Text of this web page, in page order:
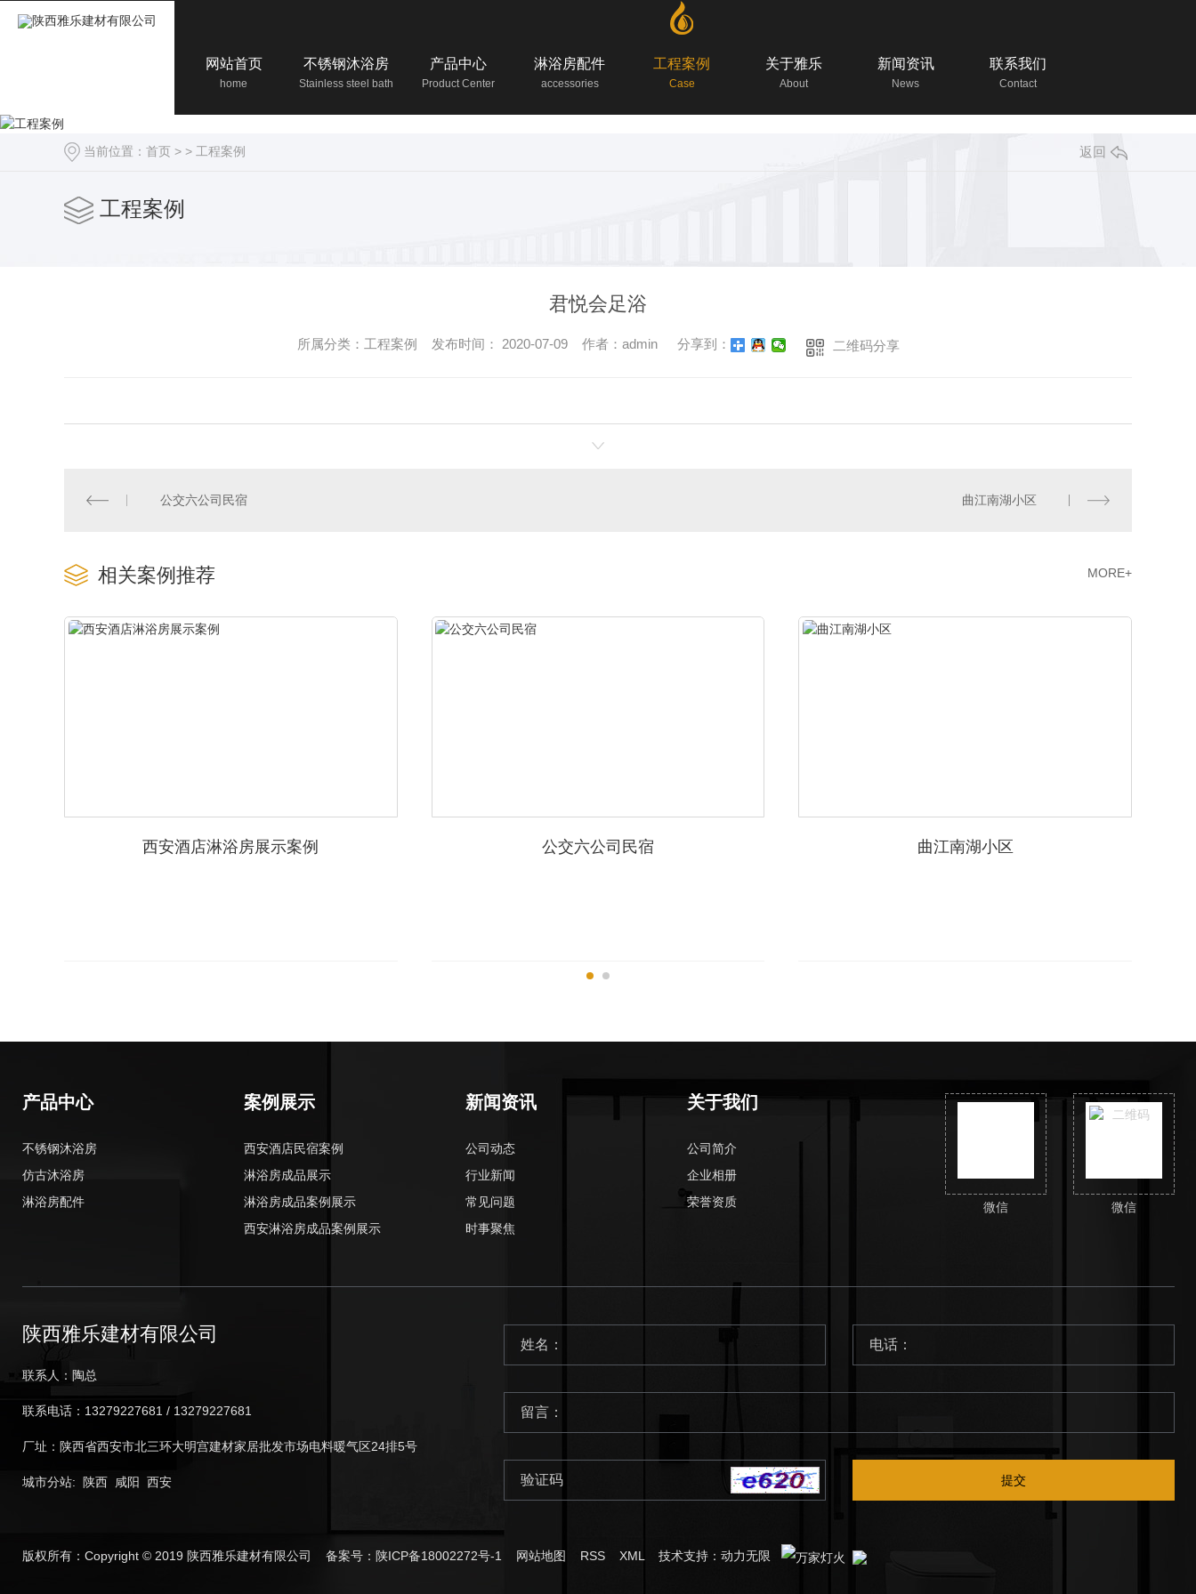
网站首页
home
不锈钢沐浴房
Stainless steel bath
产品中心
Product Center
淋浴房配件
accessories
工程案例
Case
关于雅乐
About
新闻资讯
News
联系我们
Contact
当前位置： 首页 > > 工程案例 返回
工程案例
君悦会足浴
所属分类：工程案例 发布时间： 2020-07-09 作者：admin 分享到： 二维码分享
公交六公司民宿 曲江南湖小区
相关案例推荐 MORE+
西安酒店淋浴房展示案例 公交六公司民宿 曲江南湖小区
产品中心
不锈钢沐浴房
仿古沐浴房
淋浴房配件
案例展示
西安酒店民宿案例
淋浴房成品展示
淋浴房成品案例展示
西安淋浴房成品案例展示
新闻资讯
公司动态
行业新闻
常见问题
时事聚焦
关于我们
公司简介
企业相册
荣誉资质
微信
微信
陕西雅乐建材有限公司
联系人：陶总
联系电话：13279227681 / 13279227681
厂址：陕西省西安市北三环大明宫建材家居批发市场电料暖气区24排5号
城市分站: 陕西 咸阳 西安 提交
版权所有：Copyright © 2019 陕西雅乐建材有限公司 备案号： 陕ICP备18002272号-1 网站地图 RSS XML技术支持： 动力无限